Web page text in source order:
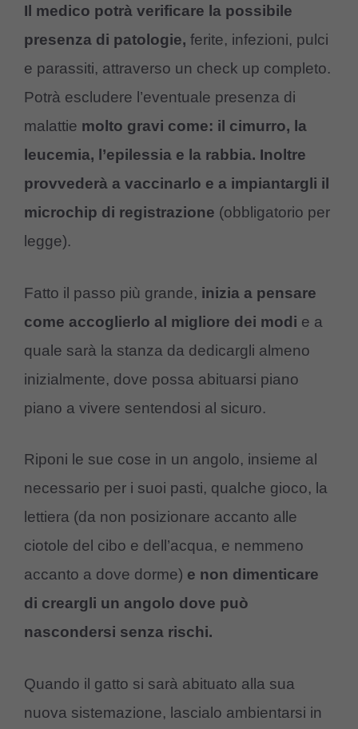
Il medico potrà verificare la possibile
presenza di patologie, ferite, infezioni, pulci
e parassiti, attraverso un check up completo.
Potrà escludere l’eventuale presenza di
malattie molto gravi come: il cimurro, la
leucemia, l’epilessia e la rabbia. Inoltre
provvederà a vaccinarlo e a impiantargli il
microchip di registrazione (obbligatorio per
legge).
Fatto il passo più grande, inizia a pensare
come accoglierlo al migliore dei modi e a
quale sarà la stanza da dedicargli almeno
inizialmente, dove possa abituarsi piano
piano a vivere sentendosi al sicuro.
Riponi le sue cose in un angolo, insieme al
necessario per i suoi pasti, qualche gioco, la
lettiera (da non posizionare accanto alle
ciotole del cibo e dell’acqua, e nemmeno
accanto a dove dorme) e non dimenticare
di creargli un angolo dove può
nascondersi senza rischi.
Quando il gatto si sarà abituato alla sua
nuova sistemazione, lascialo ambientarsi in